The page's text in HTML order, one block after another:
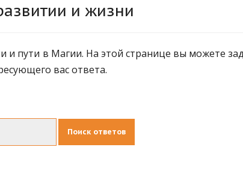
и жизни
пути в Магии. На этой странице вы можете
вас ответа.
Поиск ответов